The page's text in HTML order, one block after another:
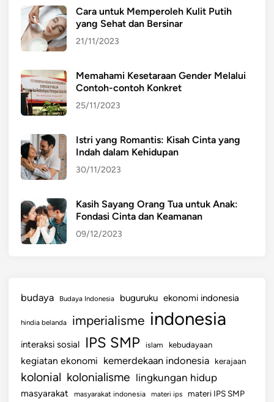
Cara untuk Memperoleh Kulit Putih
yang Sehat dan Bersinar
21/11/2023
Memahami Kesetaraan Gender Melalui
Contoh-contoh Konkret
25/11/2023
Istri yang Romantis: Kisah Cinta yang
Indah dalam Kehidupan
30/11/2023
Kasih Sayang Orang Tua untuk Anak:
Fondasi Cinta dan Keamanan
09/12/2023
budaya Budaya Indonesia buguruku ekonomi indonesia
hindia belanda imperialisme indonesia
interaksi sosial IPS SMP islam kebudayaan
kegiatan ekonomi kemerdekaan indonesia kerajaan
kolonial kolonialisme lingkungan hidup
masyarakat masyarakat indonesia materi ips materi IPS SMP